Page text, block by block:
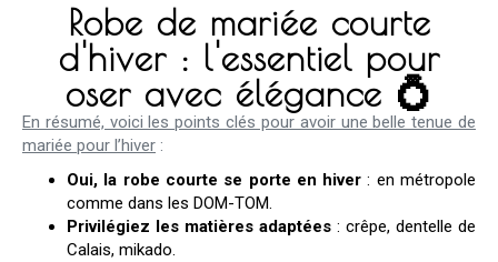
Robe de mariée courte
d'hiver : l'essentiel pour
oser avec élégance 💍
En résumé, voici les points clés pour avoir une belle tenue de
mariée pour l’hiver :
Oui, la robe courte se porte en hiver : en métropole
comme dans les DOM-TOM.
Privilégiez les matières adaptées : crêpe, dentelle de
Calais, mikado.